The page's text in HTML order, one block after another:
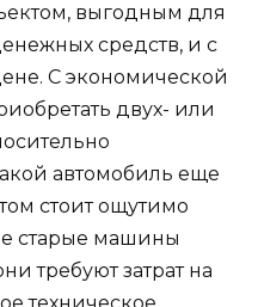
выгодным для
средств, и с
С экономической
двух- или
автомобиль еще
стоит ощутимо
старые машины
требуют затрат на